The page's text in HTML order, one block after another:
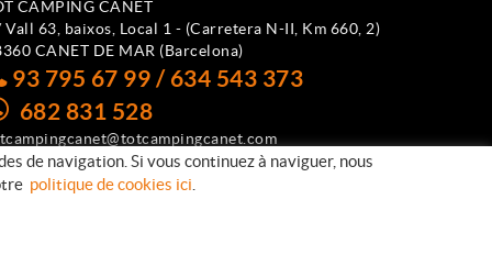
CAMPING CANET
Vall 63, baixos, Local 1 - (Carretera N-II, Km 660, 2)
CANET DE MAR (Barcelona)
93 795 67 99 / 634 543 373
682 831 528
de navigation. Si vous continuez à naviguer, nous
politique de cookies ici